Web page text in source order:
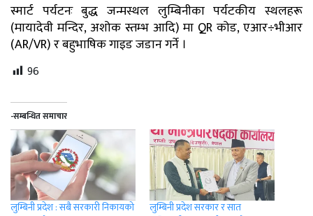
स्मार्ट पर्यटनः बुद्ध जन्मस्थल लुम्बिनीका पर्यटकीय स्थलहरू
(मायादेवी मन्दिर, अशोक स्तम्भ आदि) मा QR कोड, एआर÷भीआर
(AR/VR) र बहुभाषिक गाइड जडान गर्ने ।
96
-सम्बन्धित समाचार
लुम्बिनी प्रदेश : सबै सरकारी निकायको
लुम्बिनी प्रदेश सरकार र सात